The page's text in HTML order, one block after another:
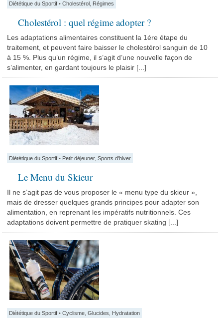
Diététique du Sportif •Cholestérol Régimes
Cholestérol : quel régime adopter ?
Les adaptations alimentaires constituent la 1ére étape du
traitement, et peuvent faire baisser le cholestérol sanguin de 10
à 15 %. Plus qu’un régime, il s’agit d’une nouvelle façon de
s’alimenter, en gardant toujours le plaisir [...]
Diététique du Sportif • Petit déjeuner,Sports d'hiver
Le Menu du Skieur
Il ne s’agit pas de vous proposer le « menu type du skieur »,
mais de dresser quelques grands principes pour adapter son
alimentation, en reprenant les impératifs nutritionnels. Ces
adaptations doivent permettre de pratiquer skating [...]
Diététique du Sportif •Cyclisme ,Glucides Hydratation